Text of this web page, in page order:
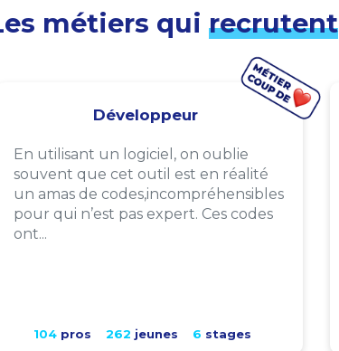
métiers qui recrutent
Développeur
En utilisant un logiciel, on oublie
souvent que cet outil est en réalité
un amas de codes,incompréhensibles
pour qui n’est pas expert. Ces codes
ont...
104pros 262 jeunes 6 stages